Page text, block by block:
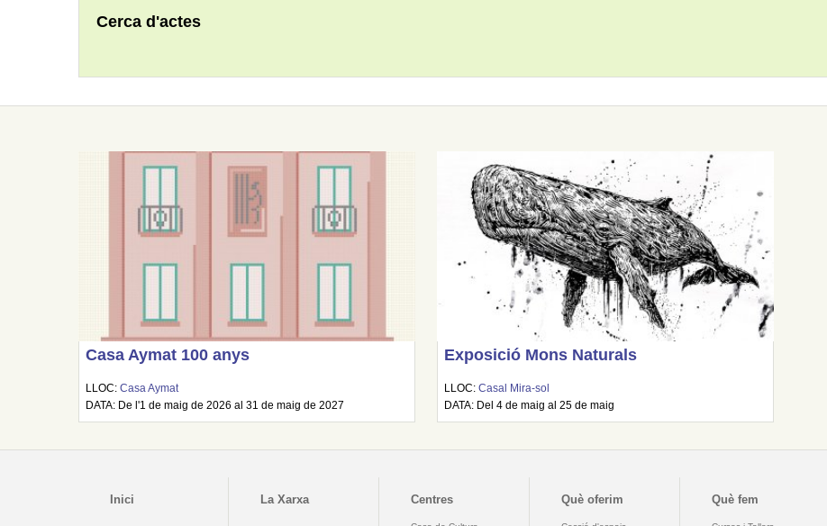
Cerca d'actes
Casa Aymat 100 anys
LLOC:Casa Aymat
DATA: De l'1 de maig de 2026 al 31 de maig de 2027
Exposició Mons Naturals
LLOC:Casal Mira-sol
DATA: Del 4 de maig al 25 de maig
Inici La Xarxa Centres Què oferim Què fem